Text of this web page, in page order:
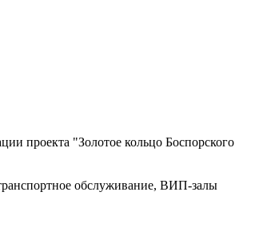
проекта "Золотое кольцо Боспорского
обслуживание, ВИП-залы